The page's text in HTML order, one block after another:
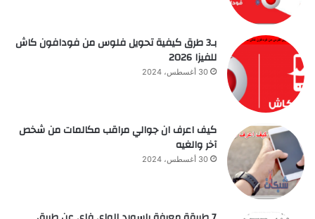
بـ3 طرق كيفية تحويل فلوس من فودافون كاش
للفيزا 2026
30 أغسطس، 2024
كيف اعرف ان جوالي مراقب مكالمات من شخص
آخر والغيه
30 أغسطس، 2024